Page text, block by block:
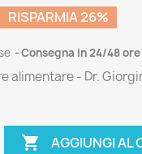
RISPARMIA 26%
Consegna in 24/48 ore
alimentare - Dr.
 AGGIUNGI AL